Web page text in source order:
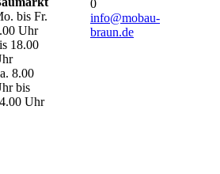
bis Fr.
Uhr
18.00
8.00
bis
Uhr
0
info@mobau-
braun.de